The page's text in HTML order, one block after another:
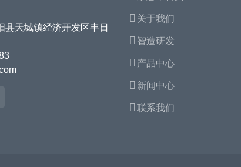
县天城镇经济开发区丰日
关于我们
智造研发
产品中心
新闻中心
联系我们